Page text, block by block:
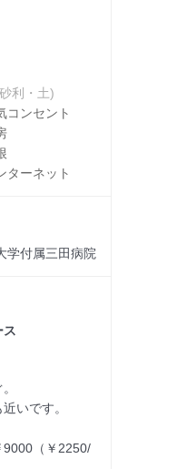
利・土)
コンセント
ターネット
学付属三田病院
ス
いです。
（￥2250/